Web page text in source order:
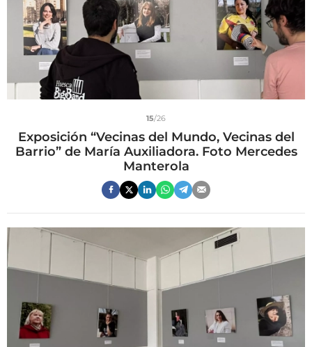
15/26
Exposición “Vecinas del Mundo, Vecinas del
Barrio” de María Auxiliadora. Foto Mercedes
Manterola